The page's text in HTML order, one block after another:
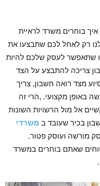
בוחרים משרד לראיית
רק לאחל לכם שתבצעו את
שתאפשר לעסק שלכם להיות
צריכה להתבצע על הצד
מצד רואה חשבון, צריך
באופן מקצועי. ,הרי זה
אל מול הרשויות השונות
בכיר שעובד ב משרדי
מורשה ועוסק פטור.
שאתם בוחרים במשרד